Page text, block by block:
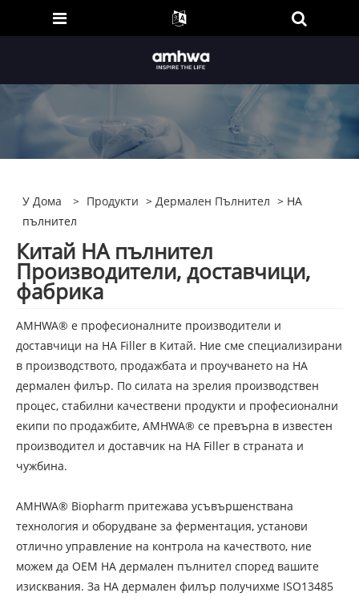
У Дома > Продукти >Дермален Пълнител > HA
пълнител
Китай HA пълнител
Производители, доставчици,
фабрика
AMHWA® е професионалните производители и
доставчици на HA Filler в Китай. Ние сме специализирани
в производството, продажбата и проучването на HA
дермален филър. По силата на зрелия производствен
процес, стабилни качествени продукти и професионални
екипи по продажбите, AMHWA® се превърна в известен
производител и доставчик на HA Filler в страната и
чужбина.
AMHWA® Biopharm притежава усъвършенствана
технология и оборудване за ферментация, установи
отлично управление на контрола на качеството, ние
можем да OEM HA дермален пълнител според вашите
изисквания. За HA дермален филър получихме ISO13485